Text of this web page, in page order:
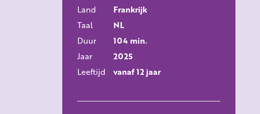
Vacatures
Land
Frankrijk
Taal
NL
Duur
104 min.
Jaar
2025
Leeftijd
vanaf 12 jaar